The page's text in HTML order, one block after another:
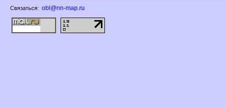
Связаться: obl@nn-map.ru